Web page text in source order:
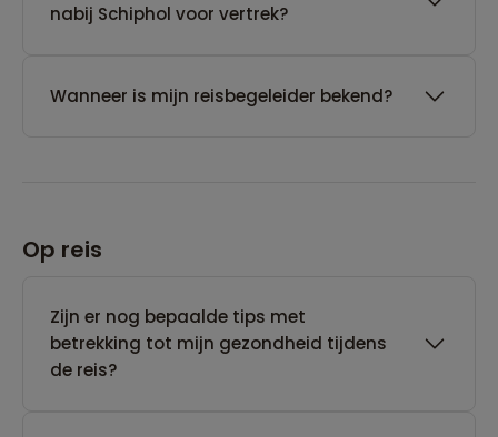
nabij Schiphol voor vertrek?
Wanneer is mijn reisbegeleider bekend?
Op reis
Zijn er nog bepaalde tips met
betrekking tot mijn gezondheid tijdens
de reis?